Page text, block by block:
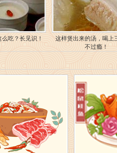
吃？长见识！
这样煲出来的汤，喝上
不过瘾！